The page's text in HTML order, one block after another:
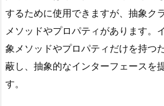
u
d
i
するために使用できますが、抽象ク
メソッドやプロパティがあります。
象メソッドやプロパティだけを持つ
蔽し、抽象的なインターフェースを
す。